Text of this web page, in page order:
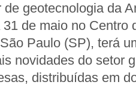
de geotecnologia da
de maio no Centro
Paulo (SP), terá
novidades do setor
distribuídas em